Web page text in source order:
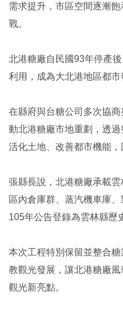
需求提升，市區空間逐漸
戰。
北港糖廠自民國93年停產
利用，成為大北港地區都市
在縣府與台糖公司多次協
動北港糖廠市地重劃，透
活化土地、改善都市機能，
張縣長說，北港糖廠承載
區內倉庫群、蒸汽機車庫
105年公告登錄為雲林縣歷
本次工程特別保留並整合
教觀光發展，讓北港糖廠
觀光新亮點。